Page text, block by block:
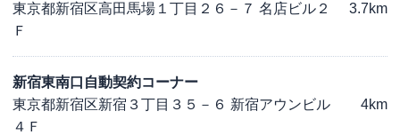
東京都新宿区高田馬場１丁目２６－７ 名店ビル２
Ｆ
3.7km
新宿東南口自動契約コーナー
東京都新宿区新宿３丁目３５－６ 新宿アウンビル
４Ｆ
4km